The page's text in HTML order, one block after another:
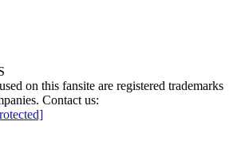
on this fansite are registered trademarks
Contact us: